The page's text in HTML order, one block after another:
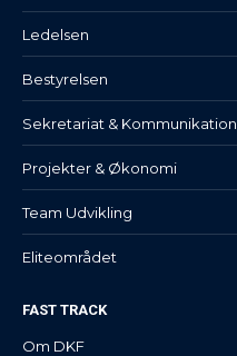
Ledelsen
Bestyrelsen
Sekretariat & Kommunikation
Projekter & Økonomi
Team Udvikling
Eliteområdet
FAST TRACK
Om DKF